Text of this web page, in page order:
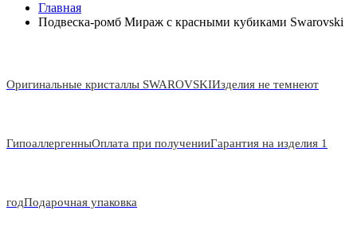
Главная
Подвеска-ромб Мираж с красными кубиками Swarovski
Оригинальные кристаллы SWAROVSKIИзделия не темнеют
ГипоаллергенныОплата при полученииГарантия на изделия 1
годПодарочная упаковка